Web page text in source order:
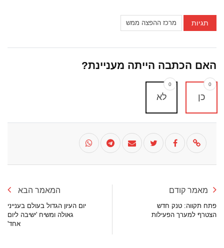
תגיות מרכז ההפצה ממש
האם הכתבה הייתה מעניינת?
כן
0
לא
0
מאמר קודם
פתח תקווה: טנק חדש
הצטרף למערך הפעילות
המאמר הבא
יום העיון הגדול בעולם בענייני
גאולה ומשיח 'ישיבה ליום
אחד'